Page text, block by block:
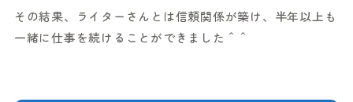
その結果、ライターさんとは信頼関係が築け、半年以上も
一緒に仕事を続けることができました＾＾